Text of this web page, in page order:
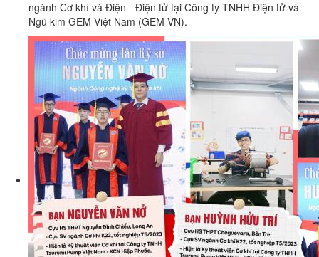
ngành Cơ khí và Điện - Điện tử tại Công ty TNHH Điện tử và
Ngũ kim GEM Việt Nam (GEM VN).